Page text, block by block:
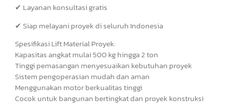
✔ Layanan konsultasi gratis
✔ Siap melayani proyek di seluruh Indonesia
Spesifikasi Lift Material Proyek:
Kapasitas angkat mulai 500 kg hingga 2 ton
Tinggi pemasangan menyesuaikan kebutuhan proyek
Sistem pengoperasian mudah dan aman
Menggunakan motor berkualitas tinggi
Cocok untuk bangunan bertingkat dan proyek konstruksi